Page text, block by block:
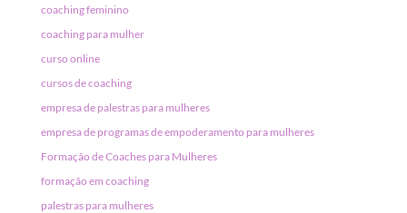
coaching feminino
coaching para mulher
curso online
cursos de coaching
empresa de palestras para mulheres
empresa de programas de empoderamento para mulheres
Formação de Coaches para Mulheres
formação em coaching
palestras para mulheres